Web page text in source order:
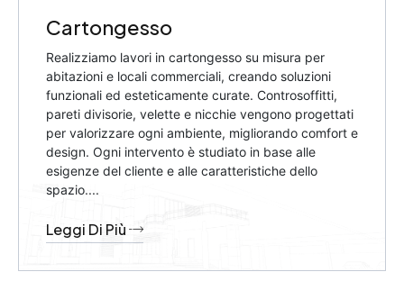
Cartongesso
Realizziamo lavori in cartongesso su misura per
abitazioni e locali commerciali, creando soluzioni
funzionali ed esteticamente curate. Controsoffitti,
pareti divisorie, velette e nicchie vengono progettati
per valorizzare ogni ambiente, migliorando comfort e
design. Ogni intervento è studiato in base alle
esigenze del cliente e alle caratteristiche dello
spazio....
Leggi Di Più